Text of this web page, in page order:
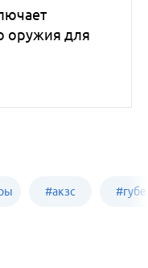
оружия для
#акзс #